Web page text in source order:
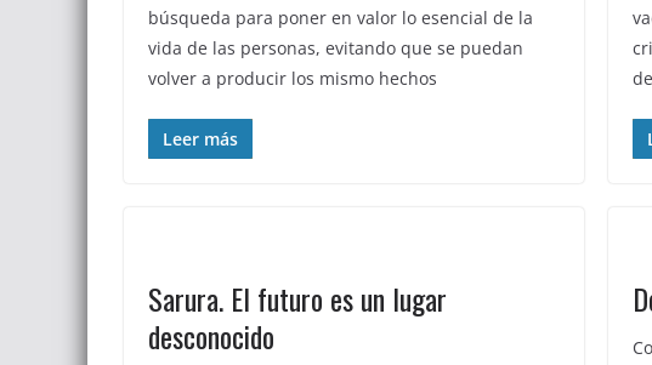
búsqueda para poner en valor lo esencial de la
vida de las personas, evitando que se puedan
volver a producir los mismo hechos
Leer más
Sarura. El futuro es un lugar
desconocido